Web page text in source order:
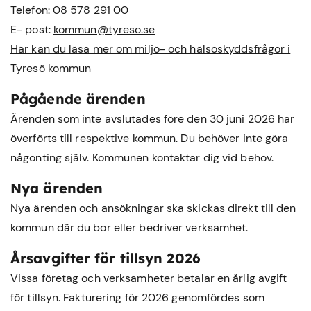
Telefon: 08 578 291 00
E- post: kommun@tyreso.se
Här kan du läsa mer om miljö- och hälsoskyddsfrågor i
Tyresö kommun
Pågående ärenden
Ärenden som inte avslutades före den 30 juni 2026 har
överförts till respektive kommun. Du behöver inte göra
någonting själv. Kommunen kontaktar dig vid behov.
Nya ärenden
Nya ärenden och ansökningar ska skickas direkt till den
kommun där du bor eller bedriver verksamhet.
Årsavgifter för tillsyn 2026
Vissa företag och verksamheter betalar en årlig avgift
för tillsyn. Fakturering för 2026 genomfördes som